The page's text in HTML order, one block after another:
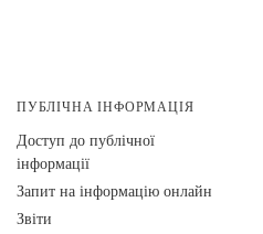
ПУБЛІЧНА ІНФОРМАЦІЯ
Доступ до публічної
інформації
Запит на інформацію онлайн
Звіти